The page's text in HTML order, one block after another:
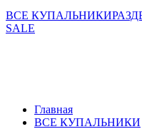
ВСЕ КУПАЛЬНИКИ
SALE
Главная
ВСЕ КУПАЛЬНИКИ